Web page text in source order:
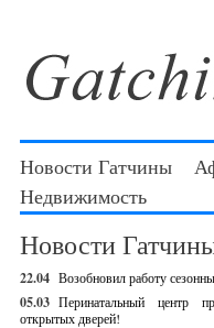
Новости Гатчины
Недвижимость
Новости
22.04 Возобновил работу
05.03 Перинатальный центр
открытых дверей!